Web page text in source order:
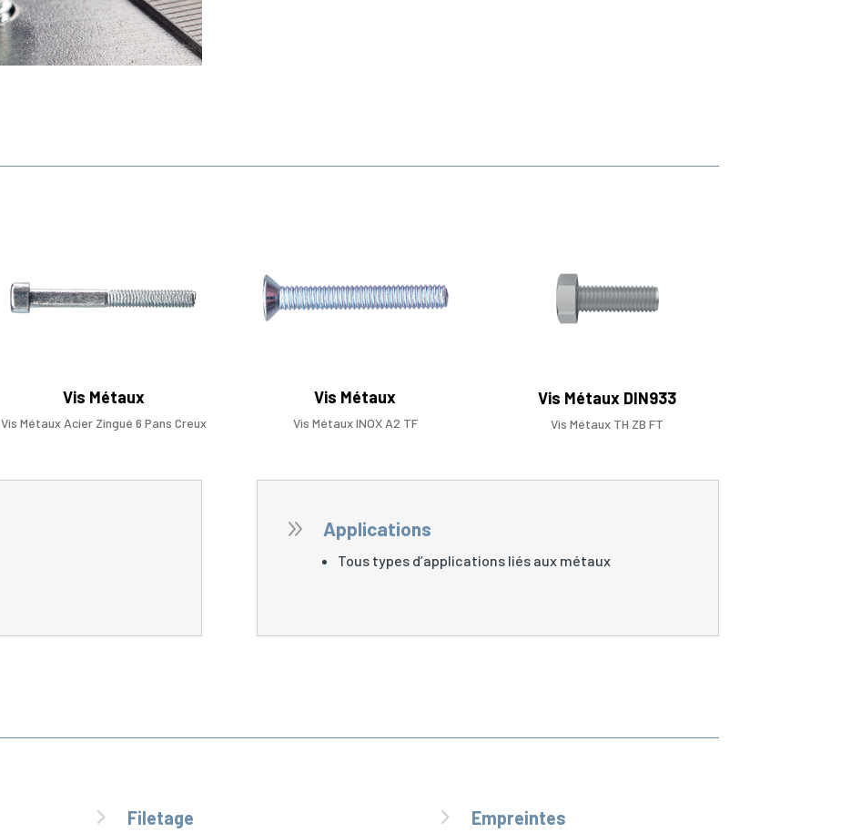
Vis Métaux
Vis Métaux Acier Zingué 6 Pans Creux
Vis Métaux
Vis Métaux INOX A2 TF
Vis Métaux DIN933
Vis Métaux TH ZB FT
9 Applications
Tous types d’applications liés aux métaux
5 Filetage 5 Empreintes